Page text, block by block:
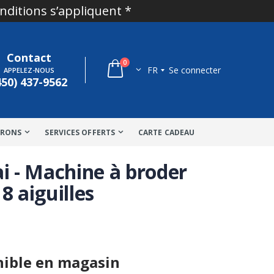
s’appliquent *
Contact
APPELEZ-NOUS
437-9562
0
FR Se connecter
SERVICES OFFERTS CARTE CADEAU
- Machine à broder
aiguilles
en magasin